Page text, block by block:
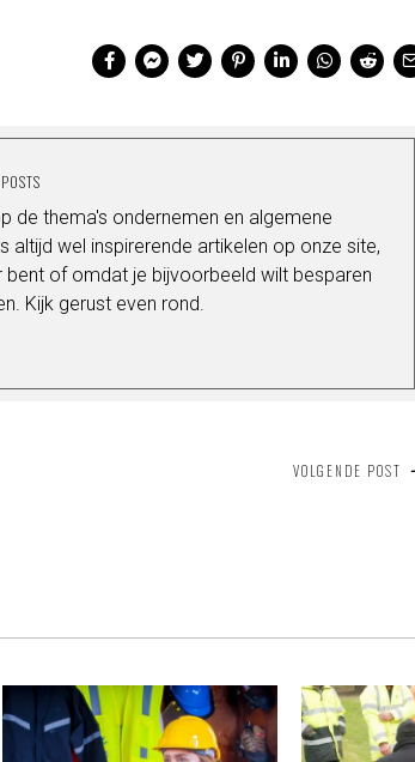
de thema's ondernemen en algemene
altijd wel inspirerende artikelen op onze site,
bent of omdat je bijvoorbeeld wilt besparen
Kijk gerust even rond.
VOLGENDE POST